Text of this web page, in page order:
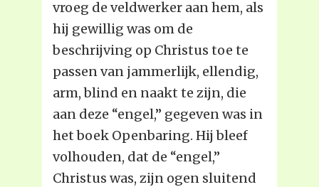
vroeg de veldwerker aan hem, als
hij gewillig was om de
beschrijving op Christus toe te
passen van jammerlijk, ellendig,
arm, blind en naakt te zijn, die
aan deze “engel,” gegeven was in
het boek Openbaring. Hij bleef
volhouden, dat de “engel,”
Christus was, zijn ogen sluitend